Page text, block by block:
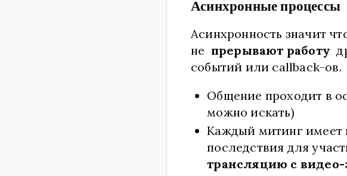
Асинхронные процессы
Асинхронность значит
не прерывают работу
событий или callback-ов.
Общение проходит в
можно искать)
Каждый митинг имеет
последствия для
трансляцию с